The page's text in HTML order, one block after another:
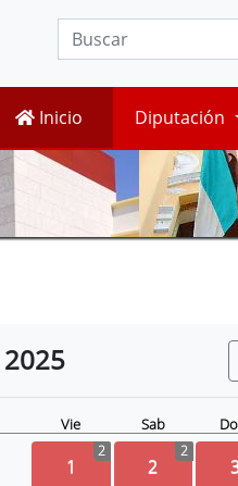
Inicio Diputación
2025
Vie Sab
1
2
2
2